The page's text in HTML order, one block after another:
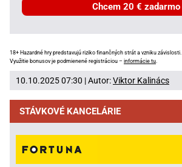
Chcem 20 € zadarmo
18+ Hazardné hry predstavujú riziko finančných strát a vzniku závislosti.
Využitie bonusov je podmienené registráciou – informácie tu.
10.10.2025 07:30 | Autor:Viktor Kalinács
STÁVKOVÉ KANCELÁRIE